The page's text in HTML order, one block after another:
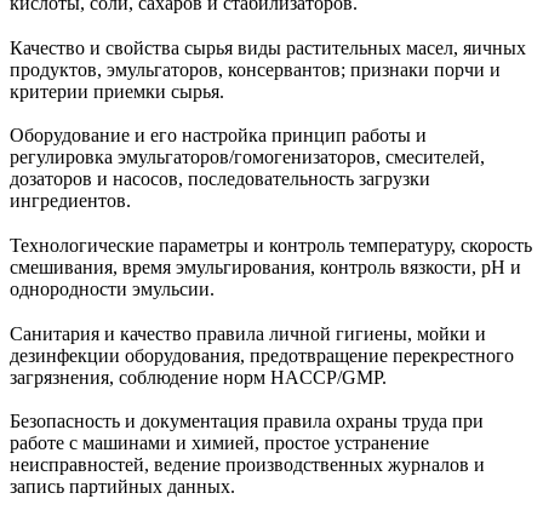
Качество и свойства сырья виды растительных масел, яичных
продуктов, эмульгаторов, консервантов; признаки порчи и
критерии приемки сырья.
Оборудование и его настройка принцип работы и
регулировка эмульгаторов/гомогенизаторов, смесителей,
дозаторов и насосов, последовательность загрузки
ингредиентов.
Технологические параметры и контроль температуру, скорость
смешивания, время эмульгирования, контроль вязкости, pH и
однородности эмульсии.
Санитария и качество правила личной гигиены, мойки и
дезинфекции оборудования, предотвращение перекрестного
загрязнения, соблюдение норм HACCP/GMP.
Безопасность и документация правила охраны труда при
работе с машинами и химией, простое устранение
неисправностей, ведение производственных журналов и
запись партийных данных.